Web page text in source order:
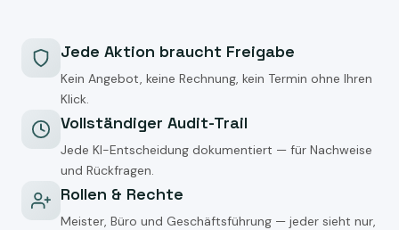
Jede Aktion braucht Freigabe
Kein Angebot, keine Rechnung, kein Termin ohne Ihren
Klick.
Vollständiger Audit-Trail
Jede KI-Entscheidung dokumentiert — für Nachweise
und Rückfragen.
Rollen & Rechte
Meister, Büro und Geschäftsführung — jeder sieht nur,